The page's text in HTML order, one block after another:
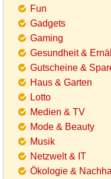
Fun
Gadgets
Gaming
Gesundheit &
Gutscheine &
Haus & Garten
Lotto
Medien & TV
Mode & Beauty
Musik
Netzwelt & IT
Ökologie &